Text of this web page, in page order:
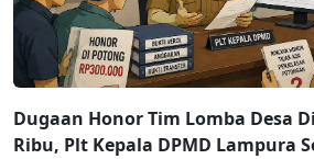
Dugaan Honor Tim Lomba Desa
Ribu, Plt Kepala DPMD Lampura